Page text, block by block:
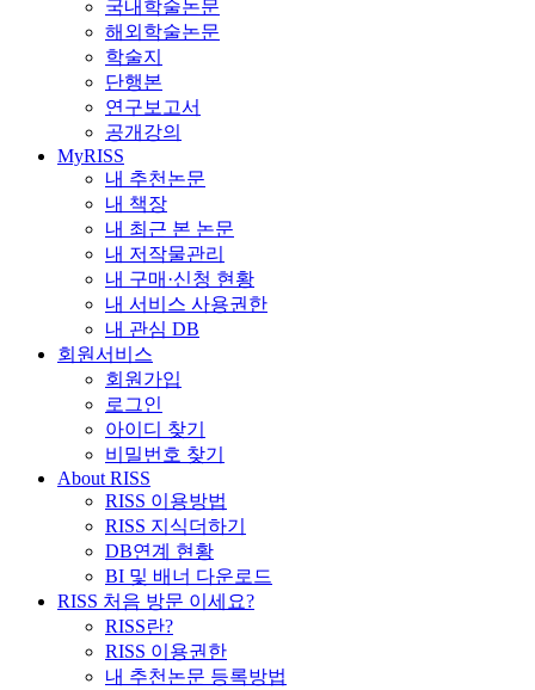
국내학술논문
해외학술논문
학술지
단행본
연구보고서
공개강의
MyRISS
내 추천논문
내 책장
내 최근 본 논문
내 저작물관리
내 구매·신청 현황
내 서비스 사용권한
내 관심 DB
회원서비스
회원가입
로그인
아이디 찾기
비밀번호 찾기
About RISS
RISS 이용방법
RISS 지식더하기
DB연계 현황
BI 및 배너 다운로드
RISS 처음 방문 이세요?
RISS란?
RISS 이용권한
내 추천논문 등록방법